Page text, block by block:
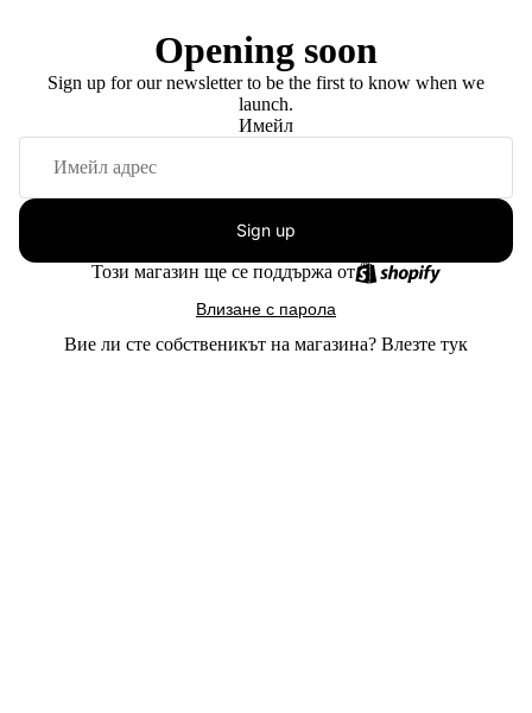
Opening soon
Sign up for our newsletter to be the first to know when we
launch.
Имейл
Sign up
Този магазин ще се поддържа от
Влизане с парола
Вие ли сте собственикът на магазина? Влезте тук